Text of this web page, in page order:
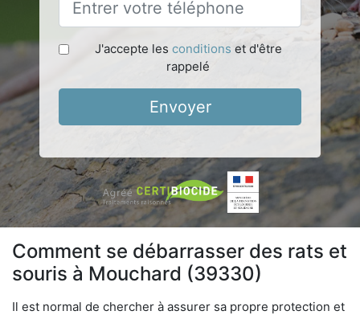
J'accepte les conditions et d'être
rappelé
Envoyer
Comment se débarrasser des rats et
souris à Mouchard (39330)
Il est normal de chercher à assurer sa propre protection et